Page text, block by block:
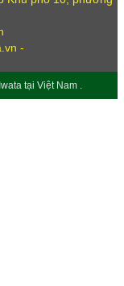
-
tại Việt Nam .